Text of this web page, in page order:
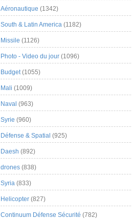
Aéronautique (1342)
South & Latin America (1182)
Missile (1126)
Photo - Video du jour (1096)
Budget(1055)
Mali (1009)
Naval (963)
Syrie (960)
Défense & Spatial (925)
Daesh (892)
drones (838)
Syria (833)
Helicopter (827)
Continuum Défense Sécurité (782)